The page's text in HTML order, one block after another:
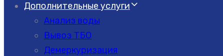
Дополнительные услуги
Анализ воды
Вывоз ТБО
Демеркуризация